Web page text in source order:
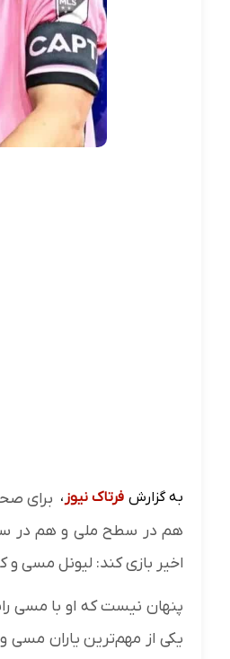
به گزارش فرتاک نیوز ، برای
هم در سطح ملی و هم در سطح
اخیر بازی کند: لیونل مسی و
پنهان نیست که او با مسی